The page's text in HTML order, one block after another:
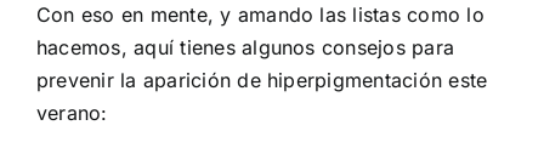
Con eso en mente, y amando las listas como lo
hacemos, aquí tienes algunos consejos para
prevenir la aparición de hiperpigmentación este
verano: